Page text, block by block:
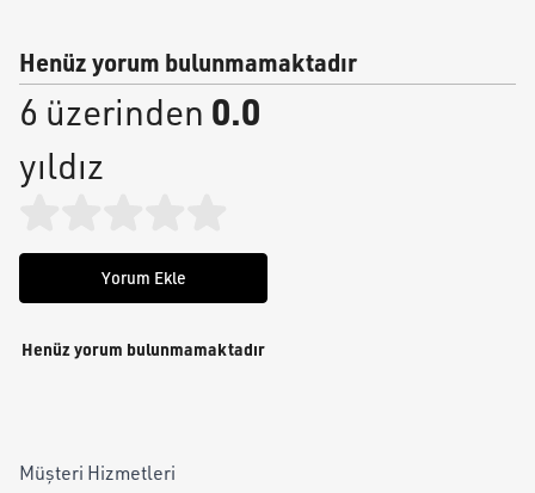
Henüz yorum bulunmamaktadır
6 üzerinden 0.0
yıldız
Yorum Ekle
Henüz yorum bulunmamaktadır
Müşteri Hizmetleri